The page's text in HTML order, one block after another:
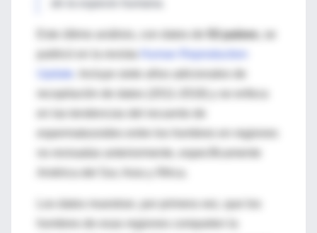
53 países
espermatozoides entre los hombres en regiones
hombres de esas regiones comparten la